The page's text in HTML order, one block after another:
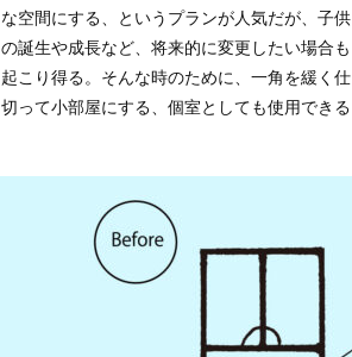
な空間にする、というプランが人気だが、子供
の誕生や成長など、将来的に変更したい場合も
起こり得る。そんな時のために、一角を緩く仕
切って小部屋にする、個室としても使用できる
にできるようにするなど、変更が可能なように
予めプランニングしておくのも手。電気の配線
は後からの変更が難しいため、リノベ時にスイ